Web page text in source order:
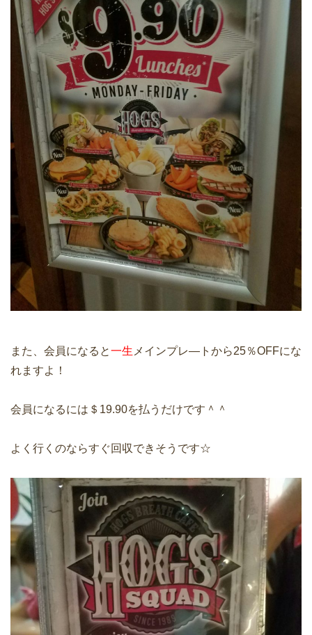
また、会員になると一生 メインプレ―トから25％OFFにな
れますよ！
会員になるには＄19.90を払うだけです＾＾
よく行くのならすぐ回収できそうです☆